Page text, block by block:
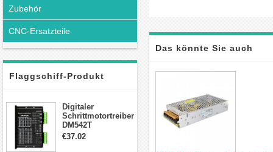
Zubehör
CNC-Ersatzteile
Flaggschiff-Produkt
Digitaler
Schrittmotortreiber
DM542T
Schrittmotor
€37.02
Das könnte Sie auch
interessieren